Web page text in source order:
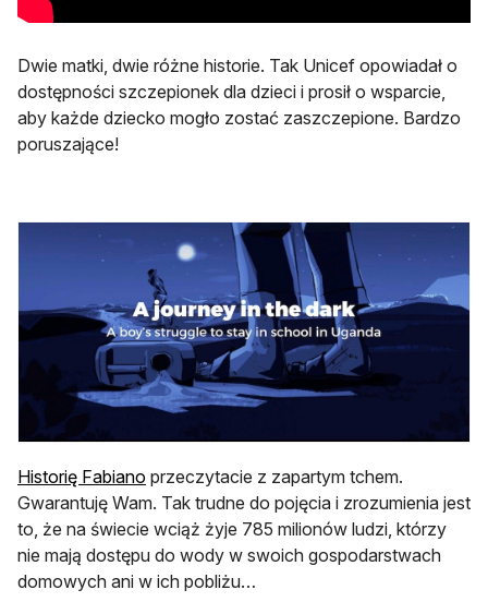
Dwie matki, dwie różne historie. Tak Unicef opowiadał o
dostępności szczepionek dla dzieci i prosił o wsparcie,
aby każde dziecko mogło zostać zaszczepione. Bardzo
poruszające!
Historię Fabiano otwiera się w nowej karcie
przeczytacie z zapartym tchem.
Gwarantuję Wam. Tak trudne do pojęcia i zrozumienia jest
to, że na świecie wciąż żyje 785 milionów ludzi, którzy
nie mają dostępu do wody w swoich gospodarstwach
domowych ani w ich pobliżu…